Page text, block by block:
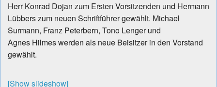
Herr Konrad Dojan zum Ersten Vorsitzenden und Hermann
Lübbers zum neuen Schriftführer gewählt. Michael
Surmann, Franz Peterbern, Tono Lenger und
Agnes Hilmes werden als neue Beisitzer in den Vorstand
gewählt.
[Show slideshow]